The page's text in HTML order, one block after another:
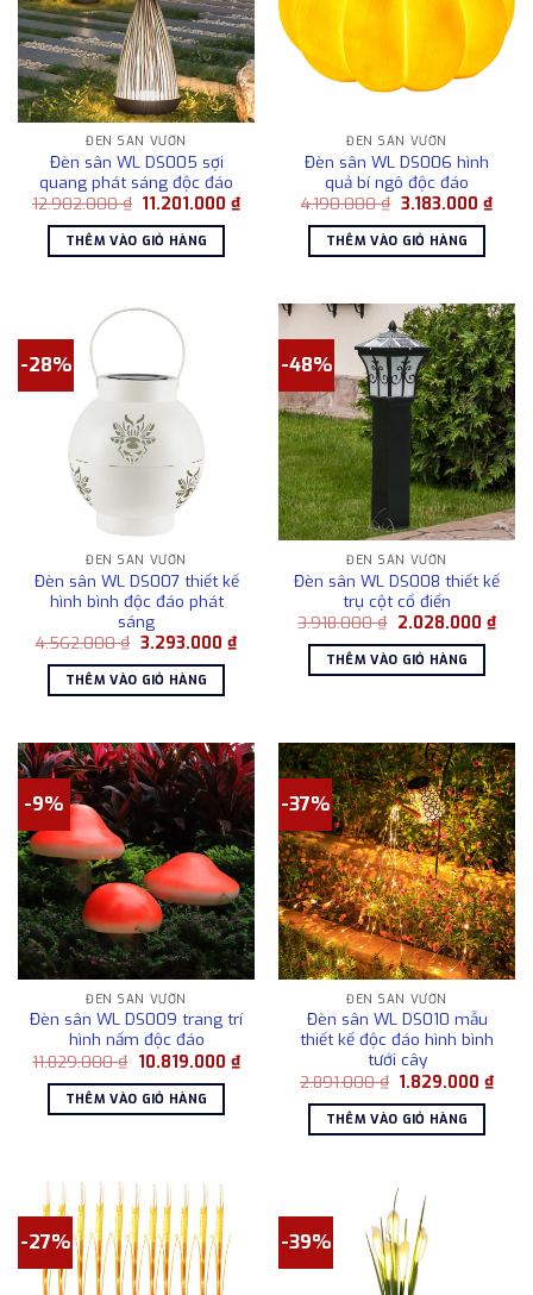
ĐÈN SÂN VƯỜN
Đèn sân WL DS005 sợi
quang phát sáng độc đáo
12.902.000₫ Giá
là:
12.902.000 ₫.
11.201.000₫Giá
THÊM VÀO GIỎ HÀNG
ĐÈN SÂN VƯỜN
Đèn sân WL DS006 hình
quả bí ngô độc đáo
4.190.000₫ Giá
là:
4.190.000 ₫.
3.183.000 ₫Giá
THÊM VÀO GIỎ HÀNG
-28%
ĐÈN SÂN VƯỜN
Đèn sân WL DS007 thiết kế
hình bình độc đáo phát
sáng
4.562.000₫ Giá
là:
4.562.000 ₫.
3.293.000 ₫Giá
hiện
THÊM VÀO GIỎ HÀNG
-48%
ĐÈN SÂN VƯỜN
Đèn sân WL DS008 thiết kế
trụ cột cổ điển
3.918.000₫ Giá
là:
3.918.000 ₫.
2.028.000 ₫Giá
hiện
THÊM VÀO GIỎ HÀNG
-9%
ĐÈN SÂN VƯỜN
Đèn sân WL DS009 trang trí
hình nấm độc đáo
11.829.000₫ Giá
là:
11.829.000 ₫.
10.819.000 ₫Giá
hiện
10.819.000 ₫.
THÊM VÀO GIỎ HÀNG
-37%
ĐÈN SÂN VƯỜN
Đèn sân WL DS010 mẫu
thiết kế độc đáo hình bình
tưới cây
2.891.000₫ Giá
là:
2.891.000 ₫.
1.829.000₫Giá
hiện
THÊM VÀO GIỎ HÀNG
-27% -39%